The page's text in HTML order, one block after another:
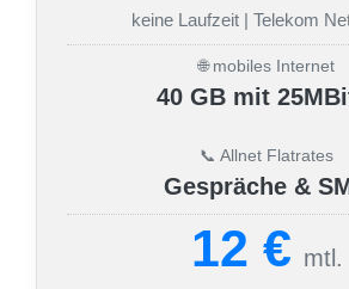
keine Laufzeit | Telekom
🌐 mobiles Internet
40 GB mit
📞 Allnet Flatrates
Gespräche &
12 € mtl.